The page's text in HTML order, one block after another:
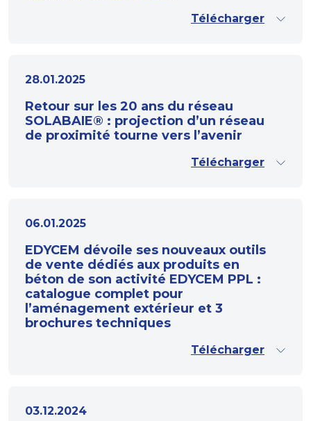
Télécharger
28.01.2025
Retour sur les 20 ans du réseau
SOLABAIE® : projection d’un réseau
de proximité tourne vers l’avenir
Télécharger
06.01.2025
EDYCEM dévoile ses nouveaux outils
de vente dédiés aux produits en
béton de son activité EDYCEM PPL :
catalogue complet pour
l’aménagement extérieur et 3
brochures techniques
Télécharger
03.12.2024